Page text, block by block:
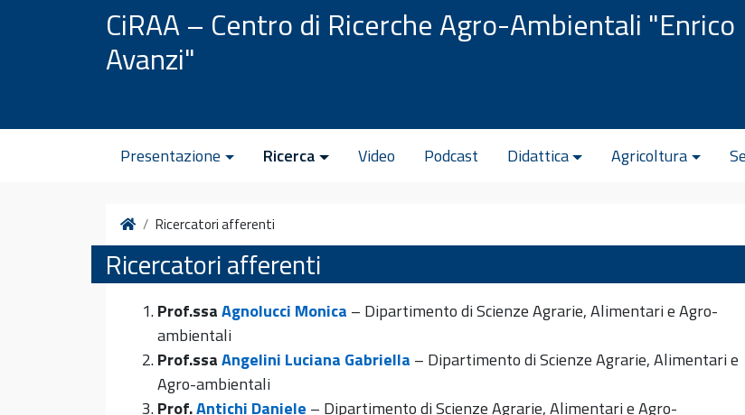
Vai al contenutoCiRAA – Centro di Ricerche Agro-Ambientali "Enrico
Avanzi"
Presentazione Ricerca Video Podcast Didattica Agricoltura
HomeRicercatori afferenti
Ricercatori afferenti
Prof.ssaAgnolucci Monica – Dipartimento di Scienze Agrarie, Alimentari e Agro-
ambientali
Prof.ssaAngelini Luciana Gabriella – Dipartimento di Scienze Agrarie, Alimentari e
Agro-ambientali
Prof.Antichi Daniele – Dipartimento di Scienze Agrarie, Alimentari e Agro-